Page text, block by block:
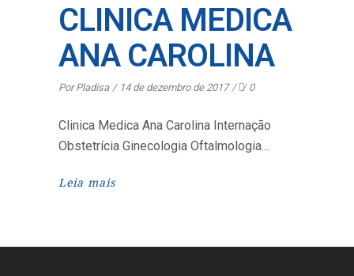
CLINICA MEDICA
ANA CAROLINA
Por Pladisa 14 de dezembro de 2017 0
Clinica Medica Ana Carolina Internação
Obstetrícia Ginecologia Oftalmologia
Leia mais